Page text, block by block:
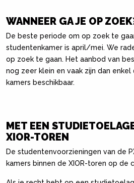
WANNEER GA JE OP
De beste periode om op zoek te
studentenkamer is april/mei. We
op zoek te gaan. Het aanbod van
nog zeer klein en vaak zijn dan
kamers beschikbaar.
MET EEN
XIOR-TOREN
De studentenvoorzieningen van de
kamers binnen de XIOR-toren op de